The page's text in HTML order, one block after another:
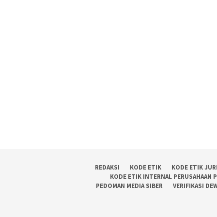
REDAKSI KODE ETIK
KODE ETIK
KODE ETIK INTERNAL PERUSAHAAN
PEDOMAN MEDIA SIBER
VERIFIKASI